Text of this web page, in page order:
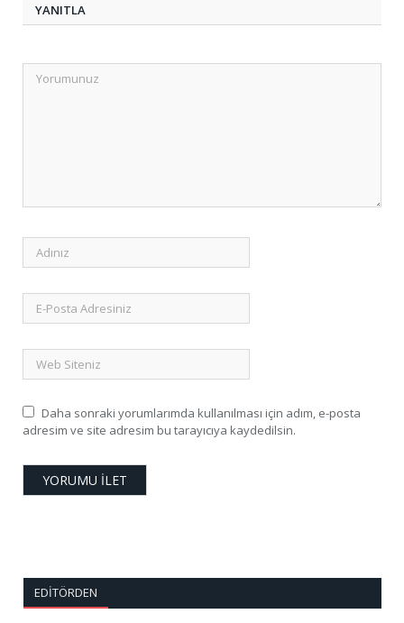
YANITLA
Daha sonraki yorumlarımda kullanılması için adım, e-posta
adresim ve site adresim bu tarayıcıya kaydedilsin.
EDITÖRDEN